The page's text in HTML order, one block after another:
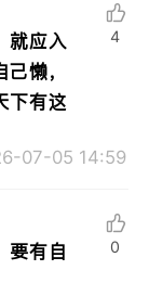
就应入
懒，
下有这
07-05 14:59
4
要有自
0